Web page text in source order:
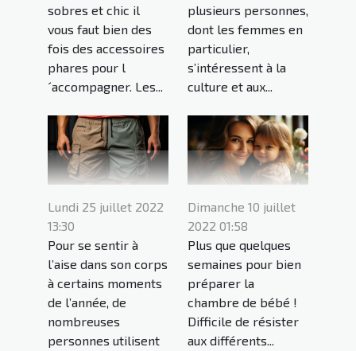
sobres et chic il
vous faut bien des
fois des accessoires
phares pour l
´accompagner. Les...
plusieurs personnes,
dont les femmes en
particulier,
s’intéressent à la
culture et aux...
Lundi 25 juillet 2022
13:30
Pour se sentir à
l’aise dans son corps
à certains moments
de l’année, de
nombreuses
personnes utilisent
Dimanche 10 juillet
2022 01:58
Plus que quelques
semaines pour bien
préparer la
chambre de bébé !
Difficile de résister
aux différents...